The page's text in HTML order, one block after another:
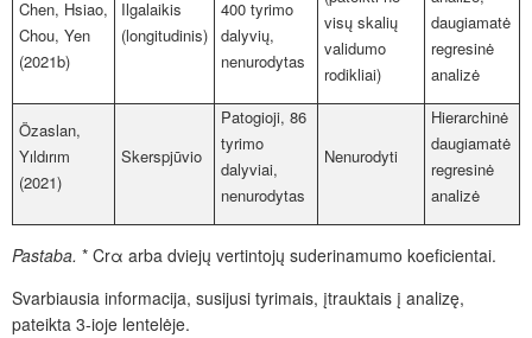
Chen, Hsiao,
Chou, Yen
(2021b)
Ilgalaikis
(longitudinis)
400 tyrimo
dalyvių,
nenurodytas
visų skalių
validumo
rodikliai)
daugiamatė
regresinė
analizė
Özaslan,
Yıldırım
(2021)
Skerspjūvio
Patogioji, 86
tyrimo
dalyviai,
nenurodytas
Nenurodyti
Hierarchinė
daugiamatė
regresinė
analizė
Pastaba. * Crα arba dviejų vertintojų suderinamumo koeficientai.
Svarbiausia informacija, susijusi tyrimais, įtrauktais į analizę,
pateikta 3-ioje lentelėje.